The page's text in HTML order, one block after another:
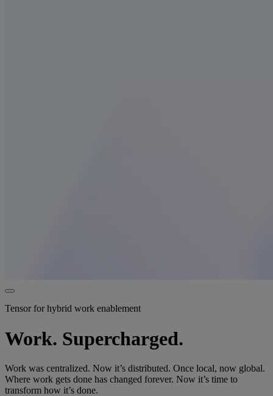
Tensor for hybrid work enablement
Work. Supercharged.
Work was centralized. Now it’s distributed. Once local, now global.
Where work gets done has changed forever. Now it’s time to
transform how it’s done.